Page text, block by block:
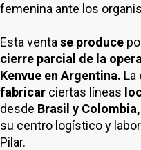
femenina ante los
Esta venta se produce
cierre parcial de la
Kenvue en Argentina. La
fabricar ciertas líneas
desde Brasil y Colombia,
su centro logístico y
Pilar.